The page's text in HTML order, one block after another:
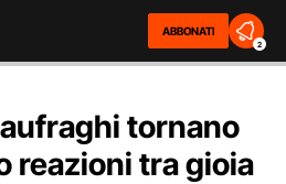
ABBONATI
2
tornano
reazioni tra gioia